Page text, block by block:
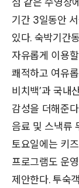
기간 3일동안
있다. 숙박기간
자유롭게 이용
쾌적하고 여유
비치백’과 국내
감성을 더해준
음료 및 스낵류
토요일에는 키
프로그램도 운
제안한다. 투숙